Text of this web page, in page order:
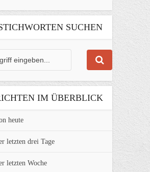
SUCHEN
IM ÜBERBLICK
heute
letzten drei Tage
letzten Woche